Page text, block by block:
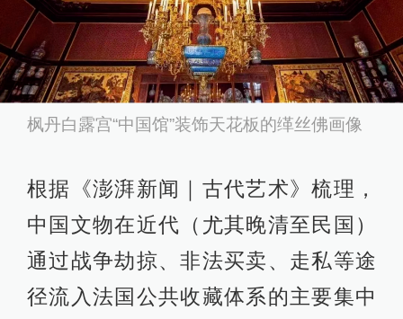
枫丹白露宫“中国馆”装饰天花板的缂丝佛画像
根据《澎湃新闻｜古代艺术》梳理，
中国文物在近代（尤其晚清至民国）
通过战争劫掠、非法买卖、走私等途
径流入法国公共收藏体系的主要集中